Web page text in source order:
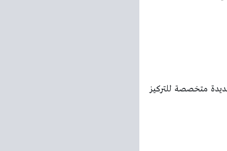
متخصصة للتركيز